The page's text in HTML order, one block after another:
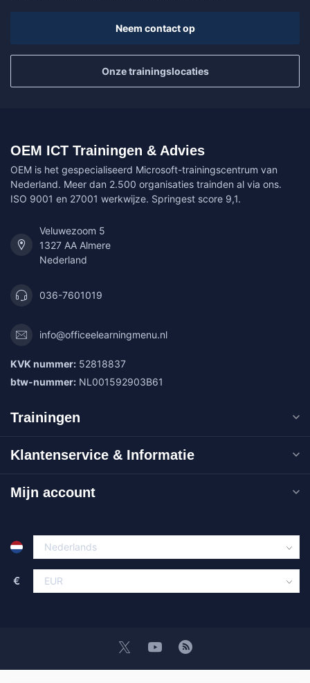
Neem contact op
Onze trainingslocaties
OEM ICT Trainingen & Advies
OEM is het gespecialiseerd Microsoft-trainingscentrum van
Nederland. Meer dan 2.500 organisaties trainden al via ons.
ISO 9001 en 27001 werkwijze. Springest score 9,1.
Veluwezoom 5
1327 AA Almere
Nederland
036-7601019
info@officeelearningmenu.nl
KVK nummer: 52818837
btw-nummer: NL001592903B61
Trainingen
Klantenservice & Informatie
Mijn account
€